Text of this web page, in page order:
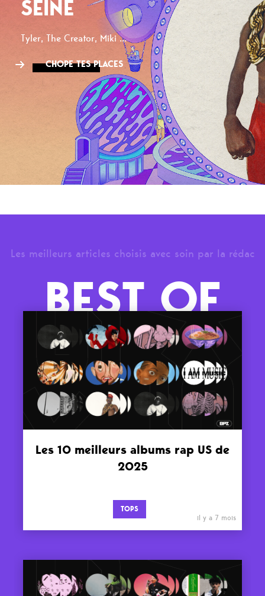
SEINE
Tyler, The Creator, Miki ...
CHOPE TES PLACES
Les meilleurs articles choisis avec soin par la rédac
BEST OF
Les 10 meilleurs albums rap US de
2025
TOPS
il y a 7 mois